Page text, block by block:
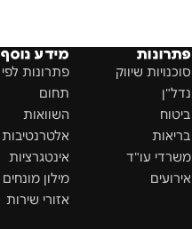
פתרונות
סוכנויות שיווק
נדל"ן
ביטוח
בריאות
משרדי עו"ד
אירועים
מידע נוסף
פתרונות לפי
תחום
השוואות
אלטרנטיבות
אינטגרציות
מילון מונחים
אזורי שירות